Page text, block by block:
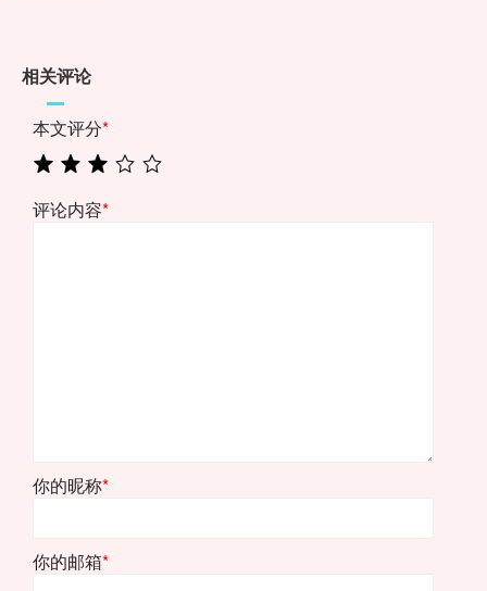
相关评论
本文评分*
评论内容*
你的昵称*
你的邮箱*